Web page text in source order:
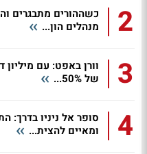
2
כשההורים מתבגרים
מנהלים הון...
3
וורן באפט: עם מיליון
של 50%...
4
סופר אל ניניו בדרך:
ומאיים להצית...